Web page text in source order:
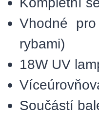
Vhodné
rybami)
18W UV
Součástí